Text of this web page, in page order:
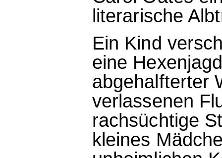
literarische
Ein Kind
eine
abgehalfterter
verlassenen
rachsüchtige
kleines